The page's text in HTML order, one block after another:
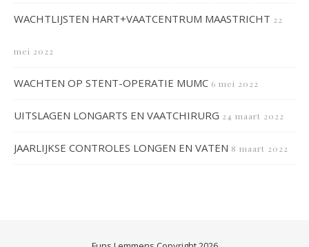
WACHTLIJSTEN HART+VAATCENTRUM MAASTRICHT 22
mei 2022
WACHTEN OP STENT-OPERATIE MUMC 6 mei 2022
UITSLAGEN LONGARTS EN VAATCHIRURG 24 maart 2022
JAARLIJKSE CONTROLES LONGEN EN VATEN 8 maart 2022